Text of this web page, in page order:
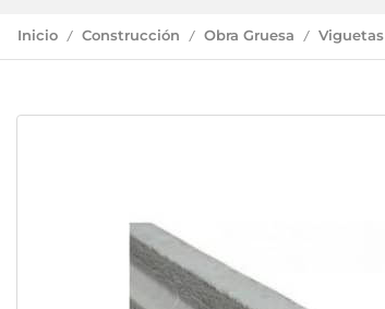
Inicio / Construcción / Obra Gruesa / Viguetas